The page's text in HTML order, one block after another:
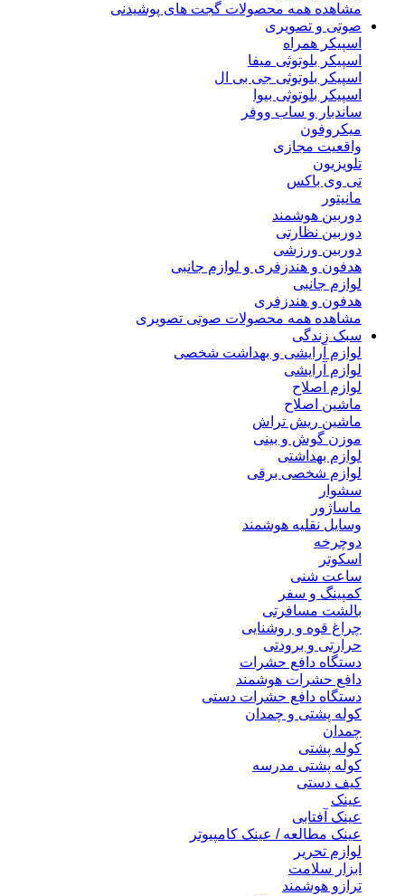
مشاهده همه محصولات گجت های پوشیدنی
صوتی و تصویری
اسپیکر همراه
اسپیکر بلوتوثی میفا
اسپیکر بلوتوثی جی بی ال
اسپیکر بلوتوثی بیوا
ساندبار و ساب ووفر
میکروفون
واقعیت مجازی
تلویزیون
تی وی باکس
مانیتور
دوربین هوشمند
دوربین نظارتی
دوربین ورزشی
هدفون و هندزفری و لوازم جانبی
لوازم جانبی
هدفون و هندزفری
مشاهده همه محصولات صوتی تصویری
سبک زندگی
لوازم آرایشی و بهداشت شخصی
لوازم آرایشی
لوازم اصلاح
ماشین اصلاح
ماشین ریش تراش
موزن گوش و بینی
لوازم بهداشتی
لوازم شخصی برقی
سشوار
ماساژور
وسایل نقلیه هوشمند
دوچرخه
اسکوتر
ساعت شنی
کمپینگ و سفر
بالشت مسافرتی
چراغ قوه و روشنایی
حرارتی و برودتی
دستگاه دافع حشرات
دافع حشرات هوشمند
دستگاه دافع حشرات دستی
کوله پشتی و چمدان
چمدان
کوله پشتی
کوله پشتی مدرسه
کیف دستی
عینک
عینک آفتابی
عینک مطالعه / عینک کامپیوتر
لوازم تحریر
ابزار سلامت
ترازو هوشمند